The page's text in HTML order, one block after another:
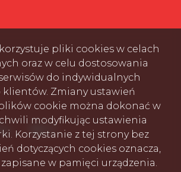
Facebook
Facebook
Facebook
pliki cookies w celach
oraz w celu dostosowania
do indywidualnych
klientów. Zmiany ustawień
cookie można dokonać w
modyfikując ustawienia
Korzystanie z tej strony bez
dotyczących cookies oznacza,
w pamięci urządzenia.